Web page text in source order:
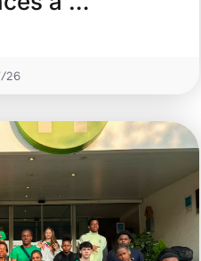
26
Votre nouveau rendez-vous
En savoir +
Montjoly